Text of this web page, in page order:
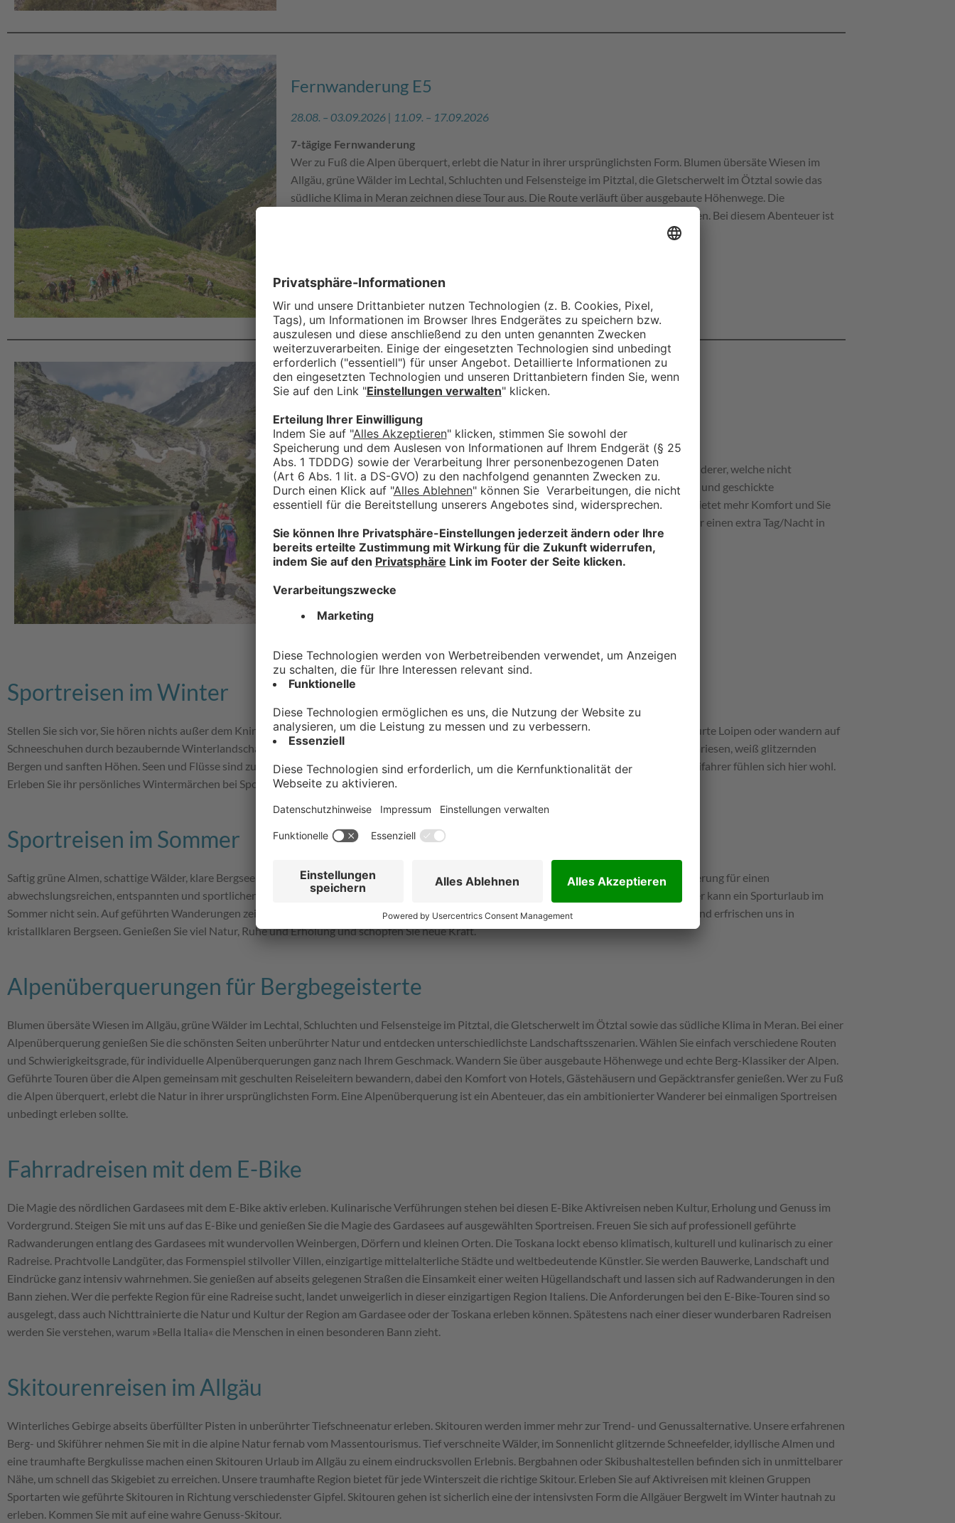
Fernwanderung E5
28.08. – 03.09.2026 | 11.09. – 17.09.2026
7-tägige Fernwanderung
Wer zu Fuß die Alpen überquert, erlebt die Natur in ihrer ursprünglichsten Form. Blumen übersäte Wiesen im
Allgäu, grüne Wälder im Lechtal, Schluchten und Felsensteige im Pitztal, die Gletscherwelt im Ötztal sowie das
südliche Klima in Meran zeichnen diese Tour aus. Die Route verläuft über ausgebaute Höhenwege. Die
Alpenüberquerung von Oberstdorf nach Meran ist der Fernwanderklassiker der Alpen. Bei diesem Abenteuer ist
DETAILS ANMELDUNG
Alpenüberquerung Komfort
06.09. – 12.09.2026 | 20.09. – 26.09.2026
7-tägige Alpenüberquerung
Mit unserer neu ins Leben gerufenen Komfort Alpenüberquerung bieten wir für Wanderer, welche nicht
unbedingt in einer Hütte übernachten möchten, eine super Alternative. Durch kleine und geschickte
Routenänderungen können Sie täglich im Tal übernachten. Das Hotel bzw. Pension bietet mehr Komfort und Sie
erleben trotzdem die Alpenüberquerung in ihrer ganzen Vielfalt. Zusätzlich haben wir einen extra Tag/Nacht in
Meran eingeplant, wo Sie Meran ganz nach Ihren Vorlieben erleben können.
DETAILS
Sportreisen im Winter
Stellen Sie sich vor, Sie hören nichts außer dem Knirschen des Schnees unter Ihren Wanderschuhen. Sie gleiten mit den Skiern durch frisch gespurte Loipen oder wandern auf
Schneeschuhen durch bezaubernde Winterlandschaften im Allgäu. Der Winter taucht das Allgäu in schneebedeckte Wälder mit vereisten Baumriesen, weiß glitzernden
Bergen und sanften Höhen. Seen und Flüsse sind zu Eis erstarrt, der Himmel ist blau und die Luft frisch und klar. Langläufer, Tourengeher und Skifahrer fühlen sich hier wohl.
Erleben Sie ihr persönliches Wintermärchen bei Sportreisen im Winter.
Sportreisen im Sommer
Saftig grüne Almen, schattige Wälder, klare Bergseen, idyllische Bauernhöfe und Hütten. Die Kulturlandschaft im Allgäu ist die perfekte Inszenierung für einen
abwechslungsreichen, entspannten und sportlichen Urlaub. Ob Mountainbiken, Wandern, Bergsteigen, Golfen und mehr – abwechslungsreicher kann ein Sporturlaub im
Sommer nicht sein. Auf geführten Wanderungen zeigen wir Ihnen die schönsten Almen, wandern gemeinsam beim Sonnenaufgang zum Gipfel und erfrischen uns in
kristallklaren Bergseen. Genießen Sie viel Natur, Ruhe und Erholung und schöpfen Sie neue Kraft.
Alpenüberquerungen für Bergbegeisterte
Blumen übersäte Wiesen im Allgäu, grüne Wälder im Lechtal, Schluchten und Felsensteige im Pitztal, die Gletscherwelt im Ötztal sowie das südliche Klima in Meran. Bei einer
Alpenüberquerung genießen Sie die schönsten Seiten unberührter Natur und entdecken unterschiedlichste Landschaftsszenarien. Wählen Sie einfach verschiedene Routen
und Schwierigkeitsgrade, für individuelle Alpenüberquerungen ganz nach Ihrem Geschmack. Wandern Sie über ausgebaute Höhenwege und echte Berg-Klassiker der Alpen.
Geführte Touren über die Alpen gemeinsam mit geschulten Reiseleitern bewandern, dabei den Komfort von Hotels, Gästehäusern und Gepäcktransfer genießen. Wer zu Fuß
die Alpen überquert, erlebt die Natur in ihrer ursprünglichsten Form. Eine Alpenüberquerung ist ein Abenteuer, das ein ambitionierter Wanderer bei einmaligen Sportreisen
unbedingt erleben sollte.
Fahrradreisen mit dem E-Bike
Die Magie des nördlichen Gardasees mit dem E-Bike aktiv erleben. Kulinarische Verführungen stehen bei diesen E-Bike Aktivreisen neben Kultur, Erholung und Genuss im
Vordergrund. Steigen Sie mit uns auf das E-Bike und genießen Sie die Magie des Gardasees auf ausgewählten Sportreisen. Freuen Sie sich auf professionell geführte
Radwanderungen entlang des Gardasees mit wundervollen Weinbergen, Dörfern und kleinen Orten. Die Toskana lockt ebenso klimatisch, kulturell und kulinarisch zu einer
Radreise. Prachtvolle Landgüter, das Formenspiel stilvoller Villen, einzigartige mittelalterliche Städte und weltbedeutende Künstler. Sie werden Bauwerke, Landschaft und
Eindrücke ganz intensiv wahrnehmen. Sie genießen auf abseits gelegenen Straßen die Einsamkeit einer weiten Hügellandschaft und lassen sich auf Radwanderungen in den
Bann ziehen. Wer die perfekte Region für eine Radreise sucht, landet unweigerlich in dieser einzigartigen Region Italiens. Die Anforderungen bei den E-Bike-Touren sind so
ausgelegt, dass auch Nichttrainierte die Natur und Kultur der Region am Gardasee oder der Toskana erleben können. Spätestens nach einer dieser wunderbaren Radreisen
werden Sie verstehen, warum »Bella Italia« die Menschen in einen besonderen Bann zieht.
Skitourenreisen im Allgäu
Winterliches Gebirge abseits überfüllter Pisten in unberührter Tiefschneenatur erleben. Skitouren werden immer mehr zur Trend- und Genussalternative. Unsere erfahrenen
Berg- und Skiführer nehmen Sie mit in die alpine Natur fernab vom Massentourismus. Tief verschneite Wälder, im Sonnenlicht glitzernde Schneefelder, idyllische Almen und
eine traumhafte Bergkulisse machen einen Skitouren Urlaub im Allgäu zu einem eindrucksvollen Erlebnis. Bergbahnen oder Skibushaltestellen befinden sich in unmittelbarer
Nähe, um schnell das Skigebiet zu erreichen. Unsere traumhafte Region bietet für jede Winterszeit die richtige Skitour. Erleben Sie auf Aktivreisen mit kleinen Gruppen
Sportarten wie geführte Skitouren in Richtung verschiedenster Gipfel. Skitouren gehen ist sicherlich eine der intensivsten Form die Allgäuer Bergwelt im Winter hautnah zu
erleben. Kommen Sie mit auf eine wahre Genuss-Skitour.